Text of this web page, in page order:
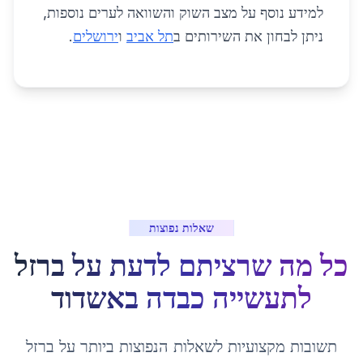
למידע נוסף על מצב השוק והשוואה לערים נוספות,
ניתן לבחון את השירותים בתל אביב וירושלים.
שאלות נפוצות
כל מה שרציתם לדעת על ברזל
לתעשייה כבדה באשדוד
תשובות מקצועיות לשאלות הנפוצות ביותר על ברזל